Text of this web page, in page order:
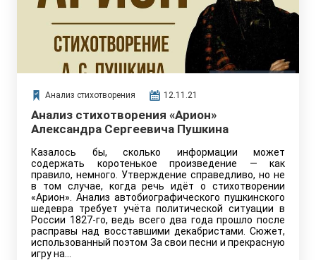
Анализ стихотворения 12.11.21
Анализ стихотворения «Арион»
Александра Сергеевича Пушкина
Казалось бы, сколько информации может
содержать коротенькое произведение — как
правило, немного. Утверждение справедливо, но не
в том случае, когда речь идёт о стихотворении
«Арион». Анализ автобиографического пушкинского
шедевра требует учёта политической ситуации в
России 1827-го, ведь всего два года прошло после
расправы над восставшими декабристами. Сюжет,
использованный поэтом За свои песни и прекрасную
игру на…